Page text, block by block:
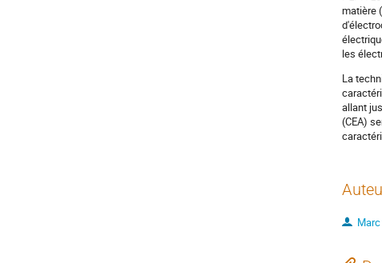
matière
les
La
allant
(CEA)